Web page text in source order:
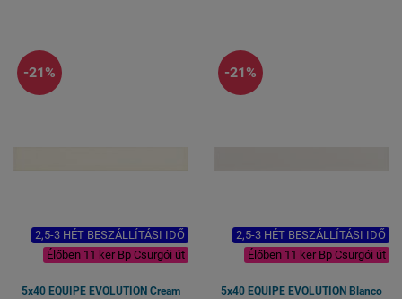
-21%
2,5-3 HÉT BESZÁLLÍTÁSI IDŐ
Élőben 11 ker Bp Csurgói út
5x40 EQUIPE EVOLUTION Cream
-21%
2,5-3 HÉT BESZÁLLÍTÁSI IDŐ
Élőben 11 ker Bp Csurgói út
5x40 EQUIPE EVOLUTION Blanco